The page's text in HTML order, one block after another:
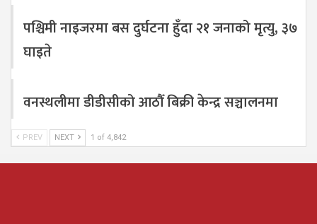
पश्चिमी नाइजरमा बस दुर्घटना हुँदा २१ जनाको मृत्यु, ३७
घाइते
वनस्थलीमा डीडीसीको आठौँ बिक्री केन्द्र सञ्चालनमा
PREV NEXT 1 of 4,842